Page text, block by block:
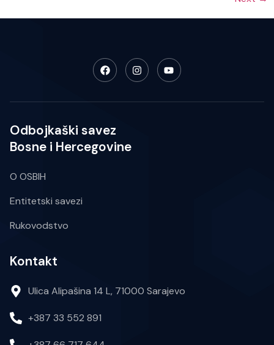
Odbojkaški savez
Bosne i Hercegovine
O OSBIH
Entitetski savezi
Rukovodstvo
Kontakt
Ulica Alipašina 14 L, 71000 Sarajevo
+387 33 552 891